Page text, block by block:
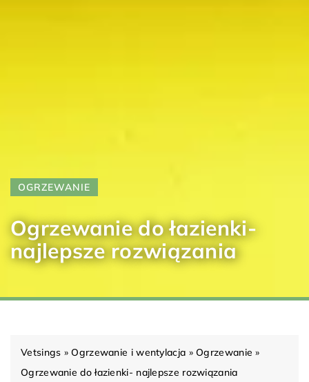
OGRZEWANIE
Ogrzewanie do łazienki-
najlepsze rozwiązania
Vetsings »Ogrzewanie i wentylacja »Ogrzewanie »
Ogrzewanie do łazienki- najlepsze rozwiązania